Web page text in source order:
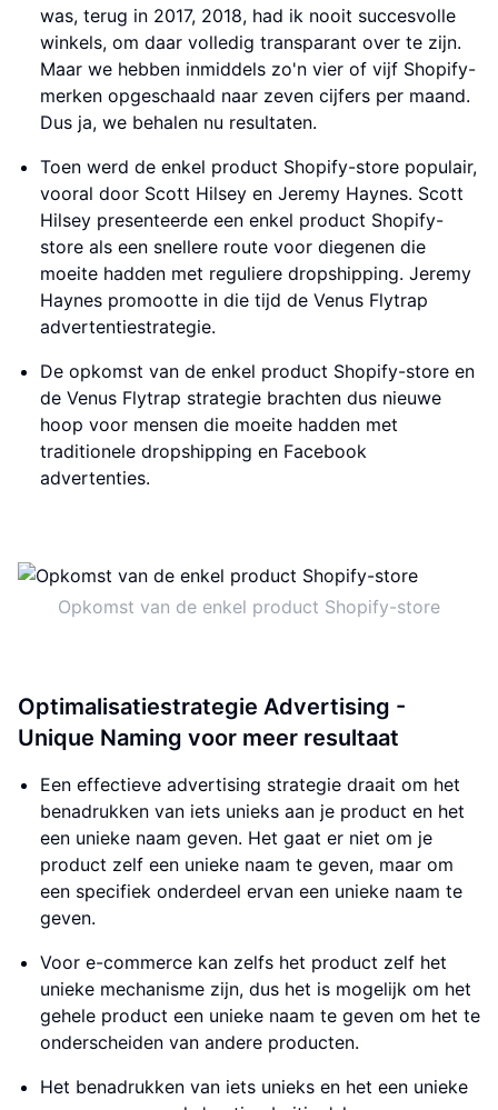
was, terug in 2017, 2018, had ik nooit succesvolle
winkels, om daar volledig transparant over te zijn.
Maar we hebben inmiddels zo'n vier of vijf Shopify-
merken opgeschaald naar zeven cijfers per maand.
Dus ja, we behalen nu resultaten.
Toen werd de enkel product Shopify-store populair,
vooral door Scott Hilsey en Jeremy Haynes. Scott
Hilsey presenteerde een enkel product Shopify-
store als een snellere route voor diegenen die
moeite hadden met reguliere dropshipping. Jeremy
Haynes promootte in die tijd de Venus Flytrap
advertentiestrategie.
De opkomst van de enkel product Shopify-store en
de Venus Flytrap strategie brachten dus nieuwe
hoop voor mensen die moeite hadden met
traditionele dropshipping en Facebook
advertenties.
Opkomst van de enkel product Shopify-store
Optimalisatiestrategie Advertising -
Unique Naming voor meer resultaat
Een effectieve advertising strategie draait om het
benadrukken van iets unieks aan je product en het
een unieke naam geven. Het gaat er niet om je
product zelf een unieke naam te geven, maar om
een specifiek onderdeel ervan een unieke naam te
geven.
Voor e-commerce kan zelfs het product zelf het
unieke mechanisme zijn, dus het is mogelijk om het
gehele product een unieke naam te geven om het te
onderscheiden van andere producten.
Het benadrukken van iets unieks en het een unieke